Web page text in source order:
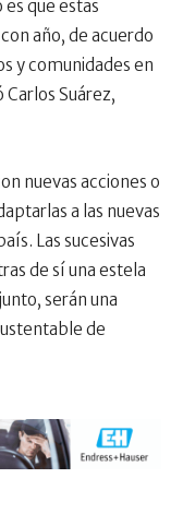
que estas
año, de acuerdo
y comunidades en
Suárez,
nuevas acciones o
a las nuevas
Las sucesivas
de sí una estela
serán una
de